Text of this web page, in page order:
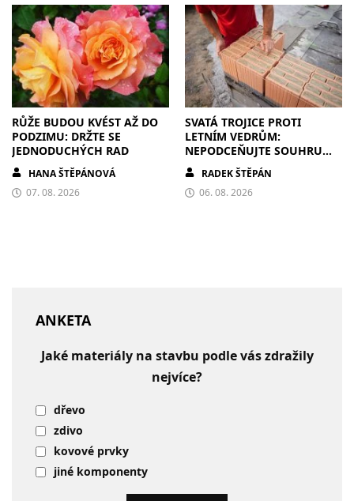
RŮŽE BUDOU KVÉST AŽ DO
PODZIMU: DRŽTE SE
JEDNODUCHÝCH RAD
HANA ŠTĚPÁNOVÁ
07. 08. 2026
SVATÁ TROJICE PROTI
LETNÍM VEDRŮM:
NEPODCEŇUJTE SOUHRU
ZDIVA A STÍNĚNÍ
RADEK ŠTĚPÁN
06. 08. 2026
ANKETA
Jaké materiály na stavbu podle vás zdražily
nejvíce?
dřevo
zdivo
kovové prvky
jiné komponenty